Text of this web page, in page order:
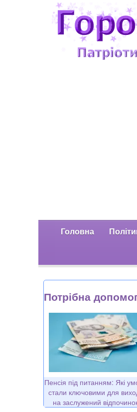
Головна
Потрібна
Пенсія під питанням: Які
стали ключовими для
на заслужений